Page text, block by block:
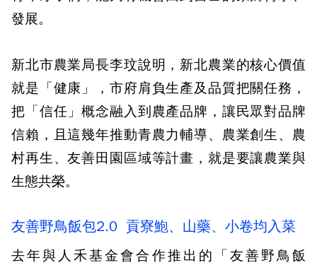
發展。
新北市農業局長李玟說明，新北農業的核心價值
就是「健康」，市府肩負生產及品質把關任務，
把「信任」概念融入到農產品牌，讓民眾對品牌
信賴，且這幾年推動青農力輔導、農業創生、農
村再生、友善田園區域等計畫，就是要讓農業與
生態共榮。
友善野鳥飯包2.0 貢寮鮑、山藥、小卷均入菜
去年與人禾基金會合作推出的「友善野鳥飯